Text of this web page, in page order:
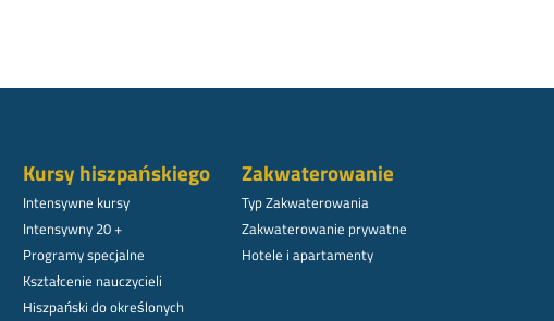
Kursy hiszpańskiego
Intensywne kursy
Intensywny 20 +
Programy specjalne
Kształcenie nauczycieli
Hiszpański do określonych
Zakwaterowanie
Typ Zakwaterowania
Zakwaterowanie prywatne
Hotele i apartamenty